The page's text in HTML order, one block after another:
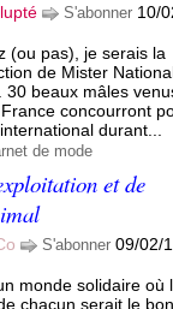
S'abonner 10/
(ou pas), je serais la
de Mister
30 beaux mâles
concourront
durant...
de mode
et de
S'abonner 09/02/
monde solidaire où
chacun serait le